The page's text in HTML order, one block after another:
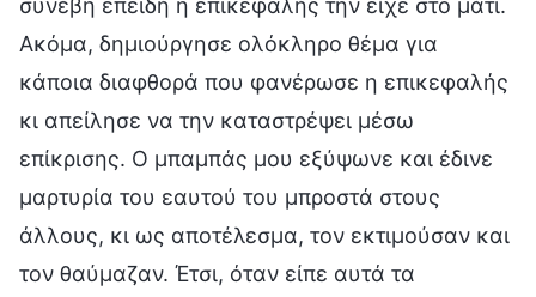
Ακόμα, δημιούργησε ολόκληρο θέμα για
κάποια διαφθορά που φανέρωσε η επικεφαλής
κι απείλησε να την καταστρέψει μέσω
επίκρισης. Ο μπαμπάς μου εξύψωνε και έδινε
μαρτυρία του εαυτού του μπροστά στους
άλλους, κι ως αποτέλεσμα, τον εκτιμούσαν και
τον θαύμαζαν. Έτσι, όταν είπε αυτά τα